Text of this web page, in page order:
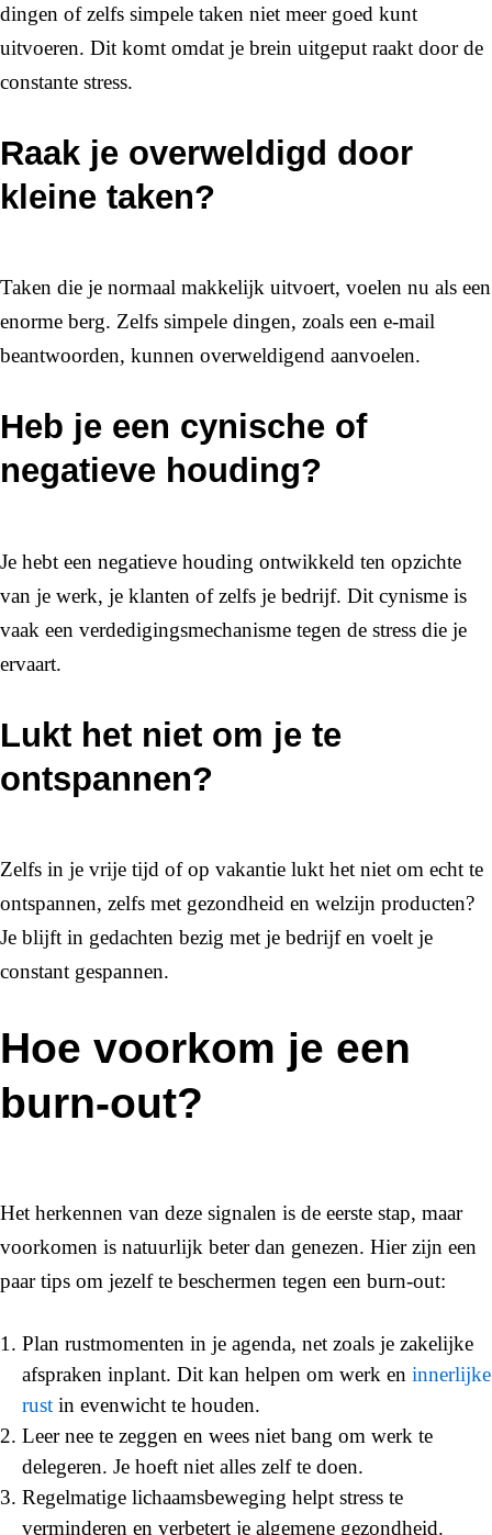
dingen of zelfs simpele taken niet meer goed kunt
uitvoeren. Dit komt omdat je brein uitgeput raakt door de
constante stress.
Raak je overweldigd door
kleine taken?
Taken die je normaal makkelijk uitvoert, voelen nu als een
enorme berg. Zelfs simpele dingen, zoals een e-mail
beantwoorden, kunnen overweldigend aanvoelen.
Heb je een cynische of
negatieve houding?
Je hebt een negatieve houding ontwikkeld ten opzichte
van je werk, je klanten of zelfs je bedrijf. Dit cynisme is
vaak een verdedigingsmechanisme tegen de stress die je
ervaart.
Lukt het niet om je te
ontspannen?
Zelfs in je vrije tijd of op vakantie lukt het niet om echt te
ontspannen, zelfs met gezondheid en welzijn producten?
Je blijft in gedachten bezig met je bedrijf en voelt je
constant gespannen.
Hoe voorkom je een
burn-out?
Het herkennen van deze signalen is de eerste stap, maar
voorkomen is natuurlijk beter dan genezen. Hier zijn een
paar tips om jezelf te beschermen tegen een burn-out:
Plan rustmomenten in je agenda, net zoals je zakelijke
afspraken inplant. Dit kan helpen om werk en innerlijke
rust in evenwicht te houden.
Leer nee te zeggen en wees niet bang om werk te
delegeren. Je hoeft niet alles zelf te doen.
Regelmatige lichaamsbeweging helpt stress te
verminderen en verbetert je algemene gezondheid.